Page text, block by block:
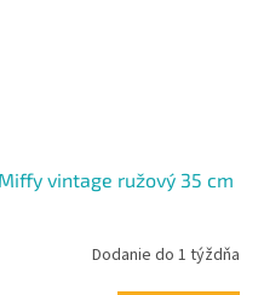
vintage ružový 35 cm
Dodanie do 1 týždňa